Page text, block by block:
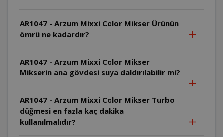
AR1047 - Arzum Mixxi Color Mikser Ürünün
ömrü ne kadardır?
AR1047 - Arzum Mixxi Color Mikser
Mikserin ana gövdesi suya daldırılabilir mi?
AR1047 - Arzum Mixxi Color Mikser Turbo
düğmesi en fazla kaç dakika
kullanılmalıdır?